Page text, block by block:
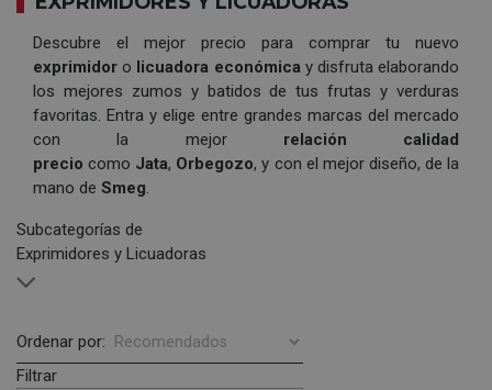
Descubre el mejor precio para comprar tu nuevo
exprimidor o licuadora económicay disfruta elaborando
los mejores zumos y batidos de tus frutas y verduras
favoritas. Entra y elige entre grandes marcas del mercado
con la mejor relación calidad
precio como Jata, Orbegozo, y con el mejor diseño, de la
mano de Smeg.
Subcategorías de
Exprimidores y Licuadoras
Ordenar por:
Filtrar